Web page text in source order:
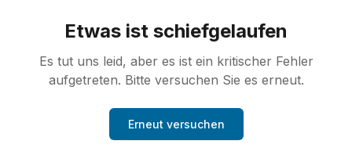
Etwas ist schiefgelaufen
Es tut uns leid, aber es ist ein kritischer Fehler
aufgetreten. Bitte versuchen Sie es erneut.
Erneut versuchen